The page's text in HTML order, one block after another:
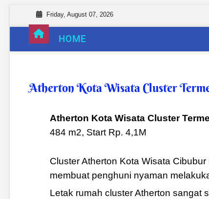
Friday, August 07, 2026
HOME
Atherton Kota Wisata Cluster
Atherton Kota Wisata Cluster
484 m2, Start Rp. 4,1M
Cluster Atherton Kota Wisata
membuat penghuni nyaman
Letak rumah cluster Atherton sangat